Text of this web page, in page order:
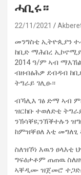
ሓቢሩ።
22/11/2021
መንግስቲ ኢትዮጲያን
ከቢድ ማሕበረ
2014 ዓ/ም ኣብ
ብዘብፅሕዎ ደብዳብ
ትግራይ ገሊፁ።
ብኻሊእ ገፅ ድማ ኣብ
ዝርከቡ ተወለድቲ
ንኽሳቐዩ;ንኽቕተሉን
ከምዝቐፀለ እቲ መግለፂ
ስለዝኾነ እዉን ፀላእቲ
ግፍዕታቶም ጠጠዉ
ኣቐዲሙ ዝጀመሮ